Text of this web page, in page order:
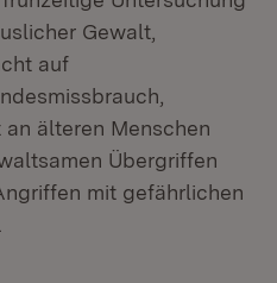
Gewalt,
auf
älteren Menschen
Übergriffen
mit gefährlichen